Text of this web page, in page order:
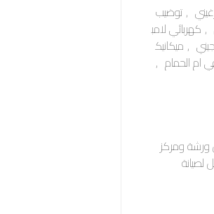
,توضيب
, كهربائي لامب
, ميكانيك
ام الحمام ,
ومركز
لصيانة